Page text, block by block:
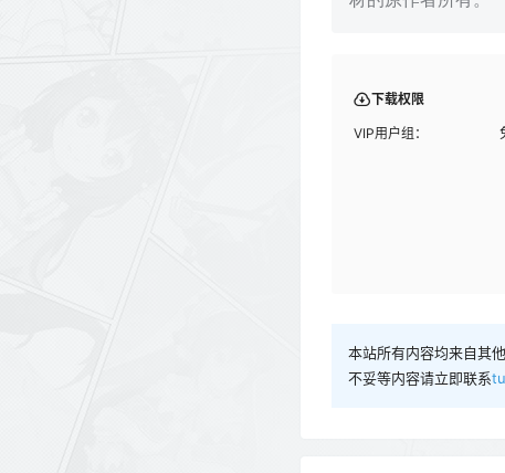
下载权限
VIP用户组：
本站所有内容均来自其
不妥等内容请立即联系